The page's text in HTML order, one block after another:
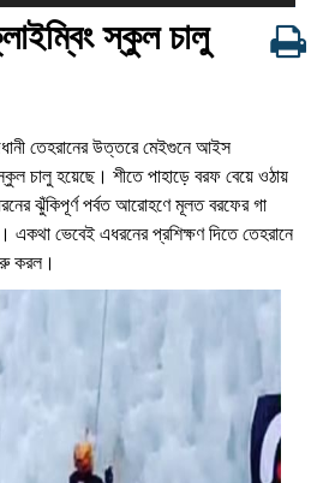
স্কুল চালু
তেহরানের উত্তরে মেইগুনে আইস
চালু হয়েছে। শীতে পাহাড়ে বরফ বেয়ে ওঠায়
ঝুঁকিপূর্ণ পর্বত আরোহণে মূলত বরফের গা
একথা ভেবেই এধরনের প্রশিক্ষণ দিতে তেহরানে
করল।